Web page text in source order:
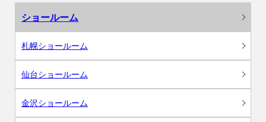
ショールーム
札幌ショールーム
仙台ショールーム
金沢ショールーム